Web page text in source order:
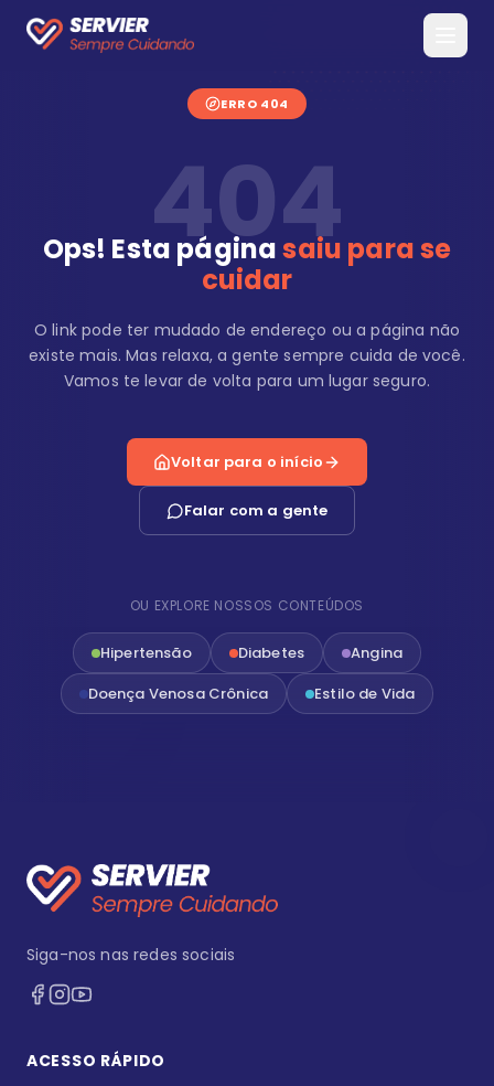
ERRO 404
404
Ops! Esta páginasaiu para se
cuidar
O link pode ter mudado de endereço ou a página não
existe mais. Mas relaxa, a gente sempre cuida de você.
Vamos te levar de volta para um lugar seguro.
Voltar para o início
Falar com a gente
OU EXPLORE NOSSOS CONTEÚDOS
Hipertensão Diabetes
Angina
Doença Venosa Crônica
Estilo de Vida
Siga-nos nas redes sociais
ACESSO RÁPIDO